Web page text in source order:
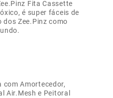
Fita Cassette
é super fáceis de
Zee.Pinz como
com Amortecedor,
Air.Mesh e Peitoral